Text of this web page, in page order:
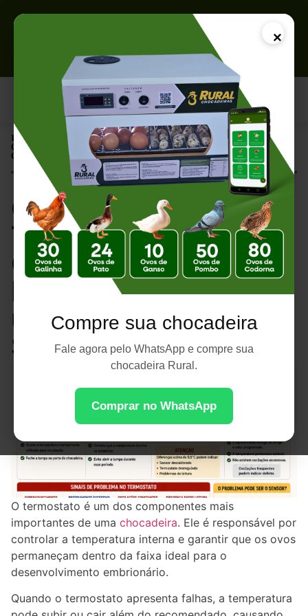
×
Compre sua chocadeira
Fale agora pelo WhatsApp e compre sua
chocadeira Rural.
Comprar no WhatsApp
Página Inicial |
Como Testar o Termostato da Chocadeira: Passo a Passo para
Garantir uma Incubação Segura
Como Testar o
Termostato da
Chocadeira: Passo a
Passo para Garantir
uma Incubação
Segura
O termostato é um dos componentes mais
importantes de uma chocadeira. Ele é responsável por
controlar a temperatura interna e garantir que os ovos
permaneçam dentro da faixa ideal para o
desenvolvimento embrionário.
Quando o termostato apresenta falhas, a temperatura